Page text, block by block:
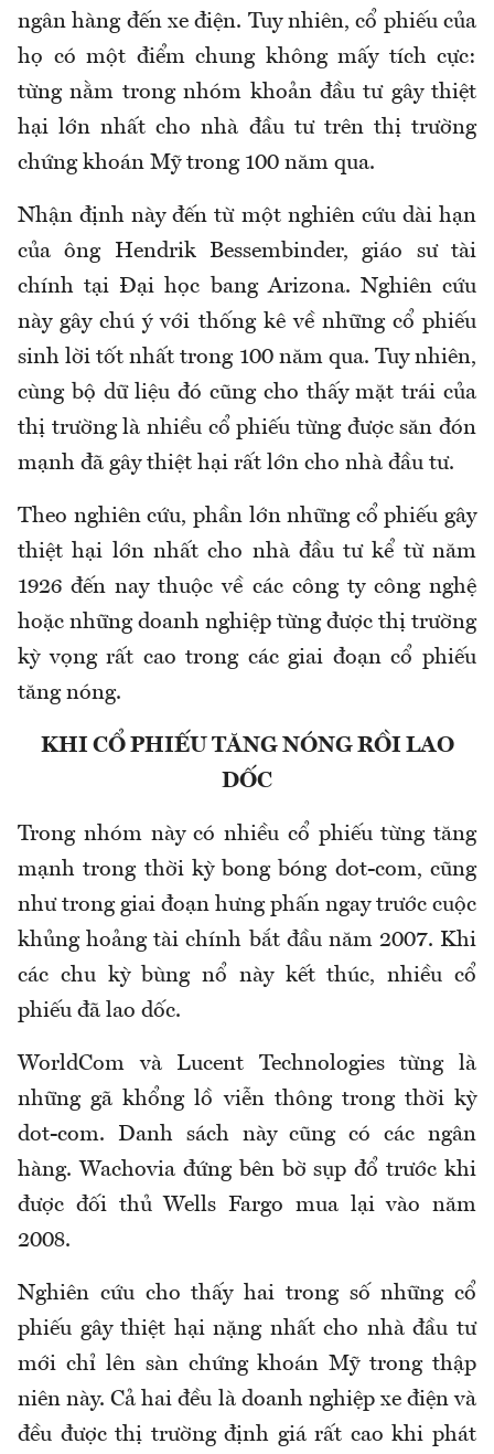
ngân hàng đến xe điện. Tuy nhiên, cổ phiếu của
họ có một điểm chung không mấy tích cực:
từng nằm trong nhóm khoản đầu tư gây thiệt
hại lớn nhất cho nhà đầu tư trên thị trường
chứng khoán Mỹ trong 100 năm qua.
Nhận định này đến từ một nghiên cứu dài hạn
của ông Hendrik Bessembinder, giáo sư tài
chính tại Đại học bang Arizona. Nghiên cứu
này gây chú ý với thống kê về những cổ phiếu
sinh lời tốt nhất trong 100 năm qua. Tuy nhiên,
cùng bộ dữ liệu đó cũng cho thấy mặt trái của
thị trường là nhiều cổ phiếu từng được săn đón
mạnh đã gây thiệt hại rất lớn cho nhà đầu tư.
Theo nghiên cứu, phần lớn những cổ phiếu gây
thiệt hại lớn nhất cho nhà đầu tư kể từ năm
1926 đến nay thuộc về các công ty công nghệ
hoặc những doanh nghiệp từng được thị trường
kỳ vọng rất cao trong các giai đoạn cổ phiếu
tăng nóng.
KHI CỔ PHIẾU TĂNG NÓNG RỒI LAO
DỐC
Trong nhóm này có nhiều cổ phiếu từng tăng
mạnh trong thời kỳ bong bóng dot-com, cũng
như trong giai đoạn hưng phấn ngay trước cuộc
khủng hoảng tài chính bắt đầu năm 2007. Khi
các chu kỳ bùng nổ này kết thúc, nhiều cổ
phiếu đã lao dốc.
WorldCom và Lucent Technologies từng là
những gã khổng lồ viễn thông trong thời kỳ
dot-com. Danh sách này cũng có các ngân
hàng. Wachovia đứng bên bờ sụp đổ trước khi
được đối thủ Wells Fargo mua lại vào năm
2008.
Nghiên cứu cho thấy hai trong số những cổ
phiếu gây thiệt hại nặng nhất cho nhà đầu tư
mới chỉ lên sàn chứng khoán Mỹ trong thập
niên này. Cả hai đều là doanh nghiệp xe điện và
đều được thị trường định giá rất cao khi phát